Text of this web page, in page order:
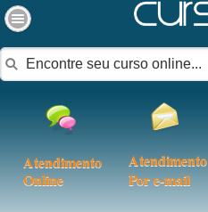
Atendimento
Online
Atendimento
Por e-mail